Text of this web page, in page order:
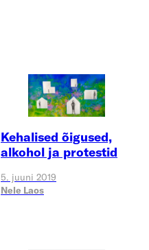
Kehalised õigused,
alkohol ja protestid
5. juuni 2019
Nele Laos